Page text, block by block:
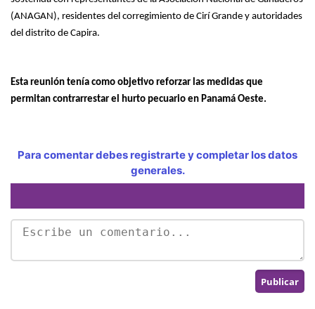
(ANAGAN), residentes del corregimiento de Cirí Grande y autoridades
del distrito de Capira.
Esta reunión tenía como objetivo reforzar las medidas que
permitan contrarrestar el hurto pecuario en Panamá Oeste.
Para comentar debes registrarte y completar los datos
generales.